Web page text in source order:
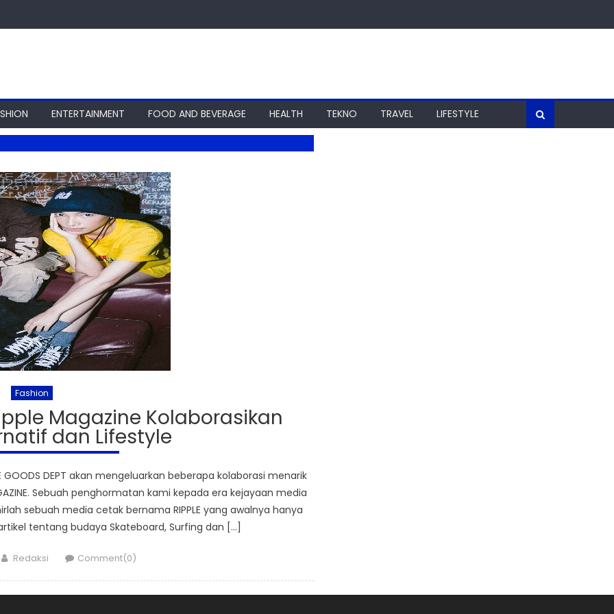
ENTERTAINMENT FOOD AND BEVERAGE HEALTH TEKNO TRAVEL LIFESTYLE
Fashion
Magazine Kolaborasikan
dan Lifestyle
GOODS DEPT akan mengeluarkan beberapa kolaborasi menarik
Sebuah penghormatan kami kepada era kejayaan media
sebuah media cetak bernama RIPPLE yang awalnya hanya
tentang budaya Skateboard, Surfing dan […]
Author
Redaksi Comment(0)